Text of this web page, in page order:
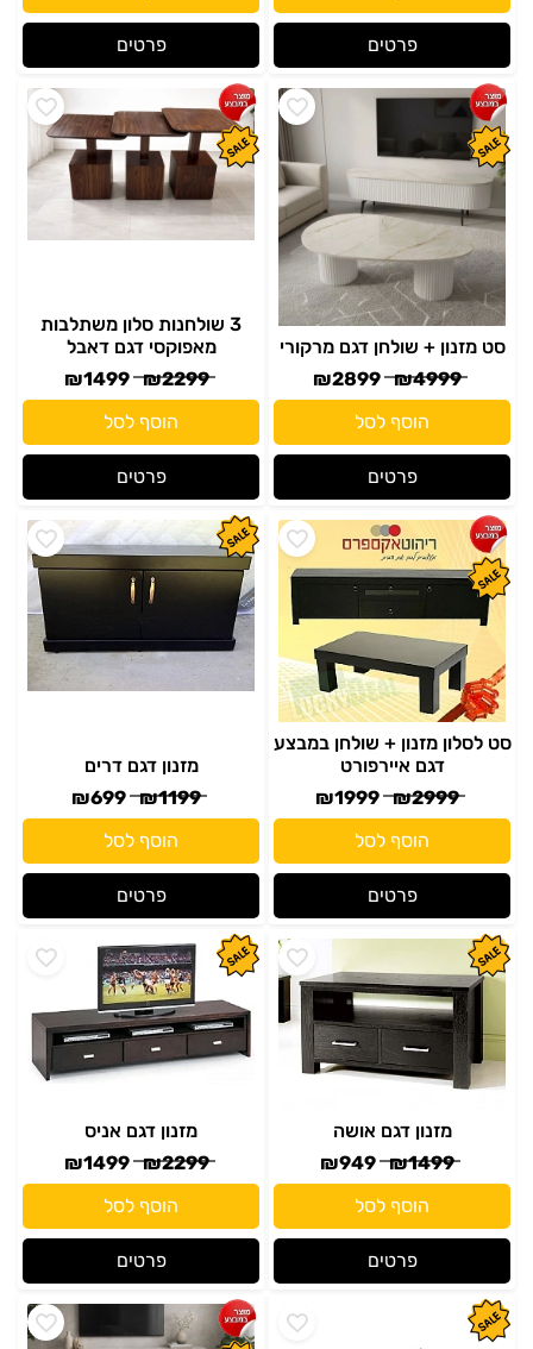
פרטים פרטים
סט מזנון + שולחן דגם מרקורי
₪4999
₪2899
הוסף לסל
פרטים
3 שולחנות סלון משתלבות
מאפוקסי דגם דאבל
₪2299
₪1499
הוסף לסל
פרטים
סט לסלון מזנון + שולחן במבצע
דגם איירפורט
₪2999
₪1999
הוסף לסל
פרטים
מזנון דגם דרים
₪1199
₪699
הוסף לסל
פרטים
מזנון דגם אושה
₪1499
₪949
הוסף לסל
פרטים
מזנון דגם אניס
₪2299
₪1499
הוסף לסל
פרטים